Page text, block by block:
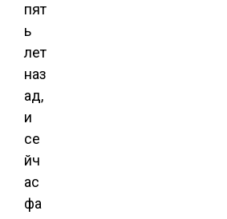
пят
ь
лет
наз
ад,
и
се
йч
ас
фа